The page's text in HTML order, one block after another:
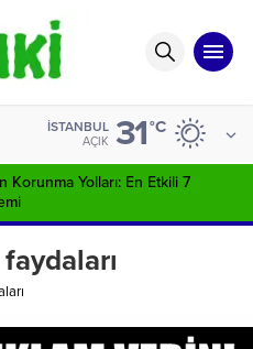
İSTANBUL
AÇIK 31°C
Korunma Yolları: En Etkili 7